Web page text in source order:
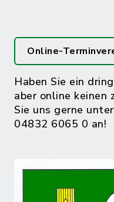
Online-
Haben Sie ein
aber online keinen
Sie uns gerne
04832 6065 0 an!